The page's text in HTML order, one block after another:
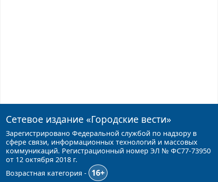
Сетевое издание «Городские вести»
Зарегистрировано Федеральной службой по надзору в
сфере связи, информационных технологий и массовых
коммуникаций. Регистрационный номер ЭЛ № ФС77-73950
от 12 октября 2018 г.
Возрастная категория -
16+